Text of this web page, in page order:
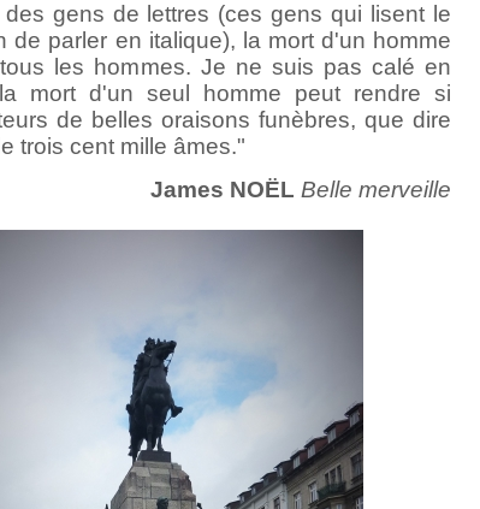
gens de lettres (ces gens qui lisent le
parler en italique), la mort d'un homme
les hommes. Je ne suis pas calé en
mort d'un seul homme peut rendre si
de belles oraisons funèbres, que dire
trois cent mille âmes."
James NOËL Belle merveille